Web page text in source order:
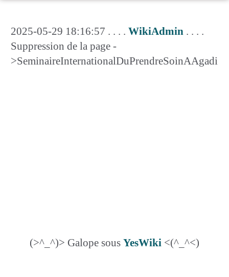
2025-05-29 18:16:57 . . . . WikiAdmin . . . .
Suppression de la page -
>SeminaireInternationalDuPrendreSoinAAgadi
(>^_^)> Galope sous YesWiki <(^_^<)